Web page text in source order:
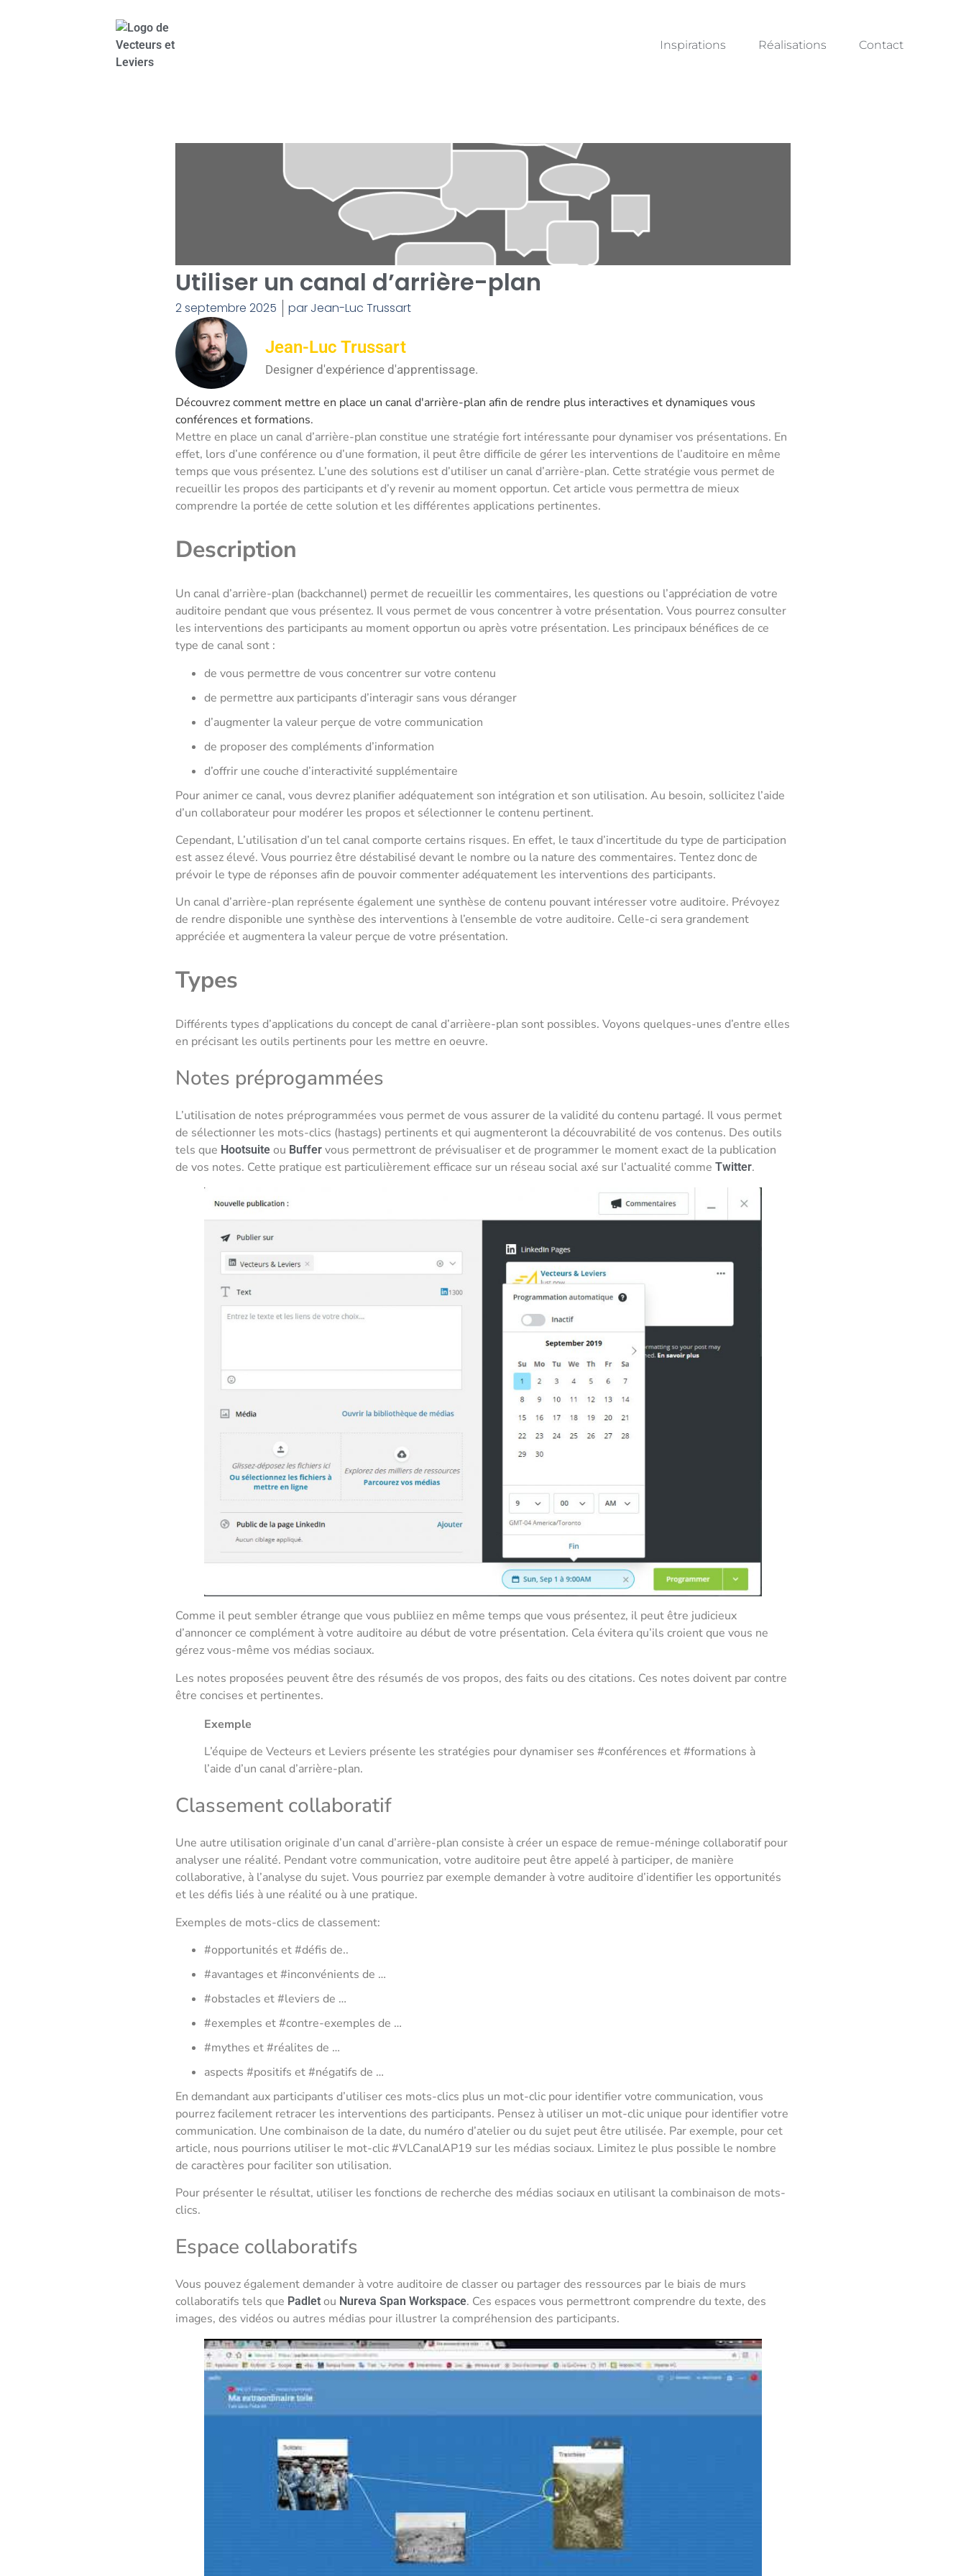
Inspirations Réalisations Contact
Utiliser un canal d’arrière-plan
2 septembre 2025 par Jean-Luc Trussart
Jean-Luc Trussart
Designer d'expérience d'apprentissage.
Découvrez comment mettre en place un canal d'arrière-plan afin de rendre plus interactives et dynamiques vous
conférences et formations.
Mettre en place un canal d’arrière-plan constitue une stratégie fort intéressante pour dynamiser vos présentations. En
effet, lors d’une conférence ou d’une formation, il peut être difficile de gérer les interventions de l’auditoire en même
temps que vous présentez. L’une des solutions est d’utiliser un canal d’arrière-plan. Cette stratégie vous permet de
recueillir les propos des participants et d’y revenir au moment opportun. Cet article vous permettra de mieux
comprendre la portée de cette solution et les différentes applications pertinentes.
Description
Un canal d’arrière-plan (backchannel) permet de recueillir les commentaires, les questions ou l’appréciation de votre
auditoire pendant que vous présentez. Il vous permet de vous concentrer à votre présentation. Vous pourrez consulter
les interventions des participants au moment opportun ou après votre présentation. Les principaux bénéfices de ce
type de canal sont :
de vous permettre de vous concentrer sur votre contenu
de permettre aux participants d’interagir sans vous déranger
d’augmenter la valeur perçue de votre communication
de proposer des compléments d’information
d’offrir une couche d’interactivité supplémentaire
Pour animer ce canal, vous devrez planifier adéquatement son intégration et son utilisation. Au besoin, sollicitez l’aide
d’un collaborateur pour modérer les propos et sélectionner le contenu pertinent.
Cependant, L’utilisation d’un tel canal comporte certains risques. En effet, le taux d’incertitude du type de participation
est assez élevé. Vous pourriez être déstabilisé devant le nombre ou la nature des commentaires. Tentez donc de
prévoir le type de réponses afin de pouvoir commenter adéquatement les interventions des participants.
Un canal d’arrière-plan représente également une synthèse de contenu pouvant intéresser votre auditoire. Prévoyez
de rendre disponible une synthèse des interventions à l’ensemble de votre auditoire. Celle-ci sera grandement
appréciée et augmentera la valeur perçue de votre présentation.
Types
Différents types d’applications du concept de canal d’arrièere-plan sont possibles. Voyons quelques-unes d’entre elles
en précisant les outils pertinents pour les mettre en oeuvre.
Notes préprogammées
L’utilisation de notes préprogrammées vous permet de vous assurer de la validité du contenu partagé. Il vous permet
de sélectionner les mots-clics (hastags) pertinents et qui augmenteront la découvrabilité de vos contenus. Des outils
tels que Hootsuite ou Buffer vous permettront de prévisualiser et de programmer le moment exact de la publication
de vos notes. Cette pratique est particulièrement efficace sur un réseau social axé sur l’actualité comme Twitter.
Comme il peut sembler étrange que vous publiiez en même temps que vous présentez, il peut être judicieux
d’annoncer ce complément à votre auditoire au début de votre présentation. Cela évitera qu’ils croient que vous ne
gérez vous-même vos médias sociaux.
Les notes proposées peuvent être des résumés de vos propos, des faits ou des citations. Ces notes doivent par contre
être concises et pertinentes.
Exemple
L’équipe de Vecteurs et Leviers présente les stratégies pour dynamiser ses #conférences et #formations à
l’aide d’un canal d’arrière-plan.
Classement collaboratif
Une autre utilisation originale d’un canal d’arrière-plan consiste à créer un espace de remue-méninge collaboratif pour
analyser une réalité. Pendant votre communication, votre auditoire peut être appelé à participer, de manière
collaborative, à l’analyse du sujet. Vous pourriez par exemple demander à votre auditoire d’identifier les opportunités
et les défis liés à une réalité ou à une pratique.
Exemples de mots-clics de classement:
#opportunités et #défis de..
#avantages et #inconvénients de …
#obstacles et #leviers de …
#exemples et #contre-exemples de …
#mythes et #réalites de …
aspects #positifs et #négatifs de …
En demandant aux participants d’utiliser ces mots-clics plus un mot-clic pour identifier votre communication, vous
pourrez facilement retracer les interventions des participants. Pensez à utiliser un mot-clic unique pour identifier votre
communication. Une combinaison de la date, du numéro d’atelier ou du sujet peut être utilisée. Par exemple, pour cet
article, nous pourrions utiliser le mot-clic #VLCanalAP19 sur les médias sociaux. Limitez le plus possible le nombre
de caractères pour faciliter son utilisation.
Pour présenter le résultat, utiliser les fonctions de recherche des médias sociaux en utilisant la combinaison de mots-
clics.
Espace collaboratifs
Vous pouvez également demander à votre auditoire de classer ou partager des ressources par le biais de murs
collaboratifs tels que Padlet ou Nureva Span Workspace. Ces espaces vous permettront comprendre du texte, des
images, des vidéos ou autres médias pour illustrer la compréhension des participants.